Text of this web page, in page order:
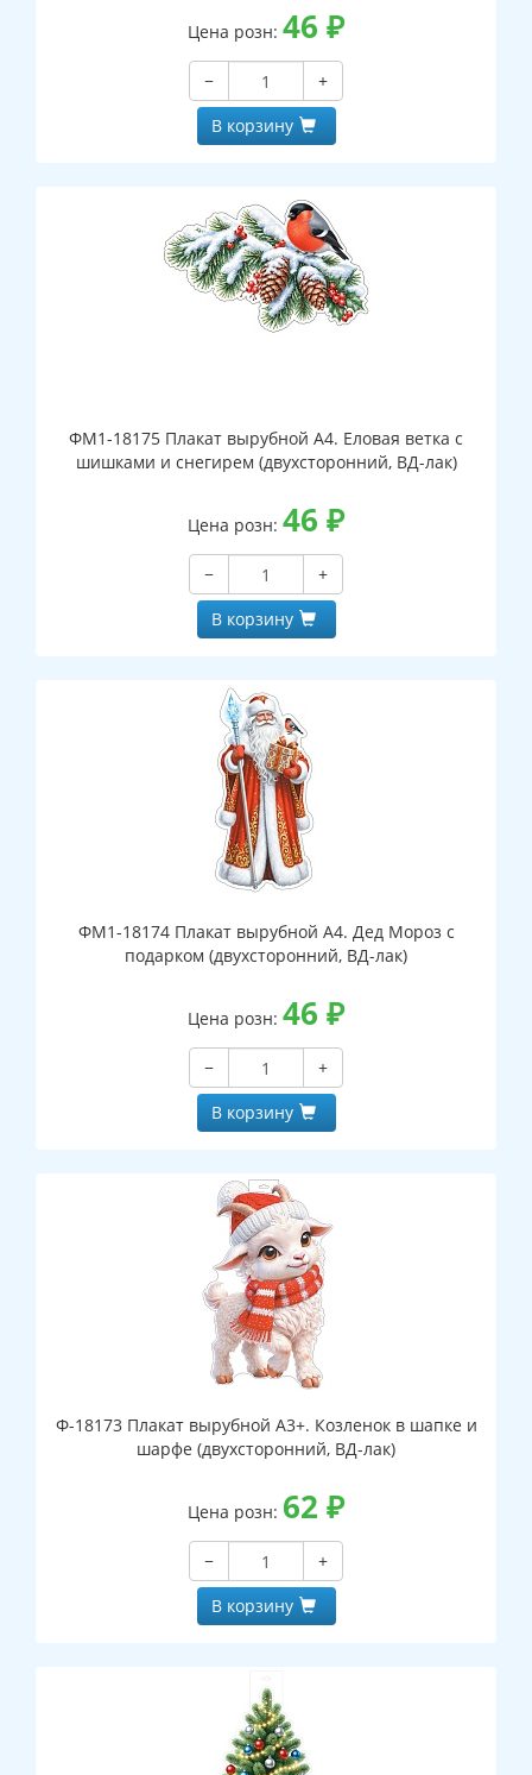
Цена розн: 46 ₽
−
+
В корзину
ФМ1-18175 Плакат вырубной А4. Еловая ветка с
шишками и снегирем (двухсторонний, ВД-лак)
Цена розн: 46 ₽
−
+
В корзину
ФМ1-18174 Плакат вырубной А4. Дед Мороз с
подарком (двухсторонний, ВД-лак)
Цена розн: 46 ₽
−
+
В корзину
Ф-18173 Плакат вырубной А3+. Козленок в шапке и
шарфе (двухсторонний, ВД-лак)
Цена розн: 62 ₽
−
+
В корзину